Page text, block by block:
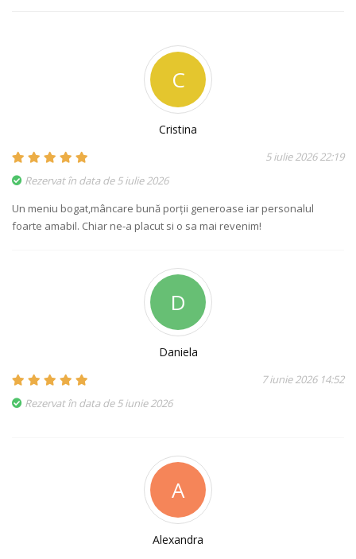
C
Cristina
5 iulie 2026 22:19
Rezervat în data de 5 iulie 2026
Un meniu bogat,mâncare bună porții generoase iar personalul
foarte amabil. Chiar ne-a placut si o sa mai revenim!
D
Daniela
7 iunie 2026 14:52
Rezervat în data de 5 iunie 2026
A
Alexandra